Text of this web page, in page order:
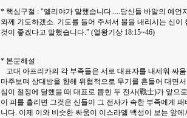
* 핵심구절 : "엘리야가 말했습니다.....당신들 바알의 예언
와께 기도하겠소. 기도를 들어 주셔서 불을 내리시는 신
것이 좋겠다고 말했습니다.” (열왕기상 18:15~46)
* 본문해설 :
고대 아프리카의 각 부족들은 서로 대표자를 내세워 싸
마주보며 상대방을 향해 위협적으로 무기를 흔들어 대면
심이 절정에 달했을 때 대표로 뽑힌 두 전사(戰士)가 앞으
이 피를 흘리면 그것은 신들이 그 전사가 속한 부족에게
니다. 이제 이와 비슷한 싸움이 이스라엘 백성이 보는 앞